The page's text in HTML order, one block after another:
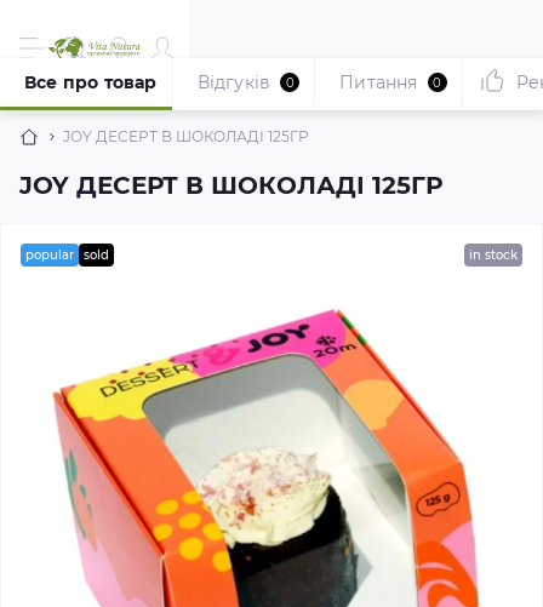
JOY ДЕСЕРТ В ШОКОЛАДІ 125ГР
JOY ДЕСЕРТ В ШОКОЛАДІ 125ГР
Все про товар Відгуків 0 Питання 0
popular sold in stock